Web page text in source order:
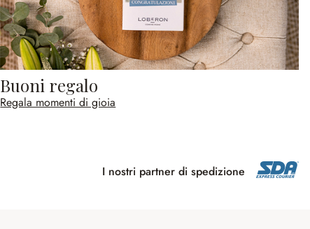
Buoni regalo
Regala momenti di gioia
I nostri partner di spedizione